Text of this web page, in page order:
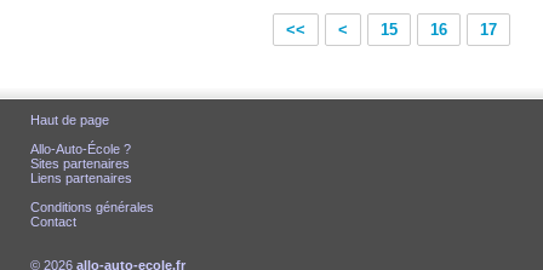
<< < 15 16 17
Haut de page
Allo-Auto-École ?
Sites partenaires
Liens partenaires
Conditions générales
Contact
© 2026 allo-auto-ecole.fr